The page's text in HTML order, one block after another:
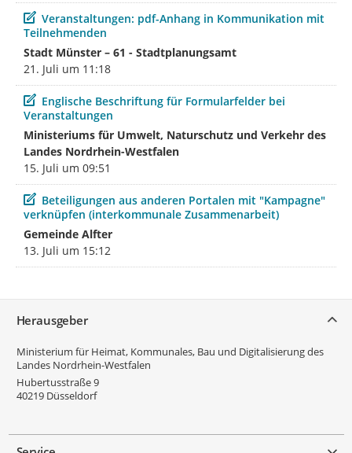
Beitrag
Veranstaltungen: pdf-Anhang in Kommunikation mit
Teilnehmenden
Stadt Münster – 61 - Stadtplanungsamt
21. Juli um 11:18
Beitrag
Englische Beschriftung für Formularfelder bei
Veranstaltungen
Ministeriums für Umwelt, Naturschutz und Verkehr des
Landes Nordrhein-Westfalen
15. Juli um 09:51
Beitrag
Beteiligungen aus anderen Portalen mit "Kampagne"
verknüpfen (interkommunale Zusammenarbeit)
Gemeinde Alfter
13. Juli um 15:12
Herausgeber
Ministerium für Heimat, Kommunales, Bau und Digitalisierung des
Landes Nordrhein-Westfalen
Hubertusstraße 9
40219 Düsseldorf